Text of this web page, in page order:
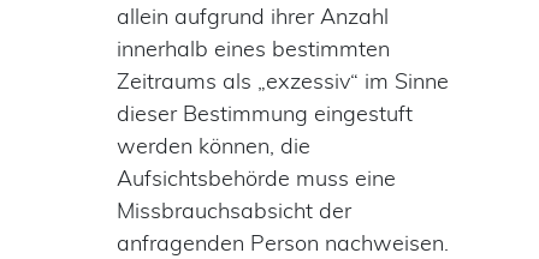
allein aufgrund ihrer Anzahl
innerhalb eines bestimmten
Zeitraums als „exzessiv“ im Sinne
dieser Bestimmung eingestuft
werden können, die
Aufsichtsbehörde muss eine
Missbrauchsabsicht der
anfragenden Person nachweisen.